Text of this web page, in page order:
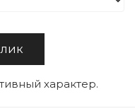
характер.